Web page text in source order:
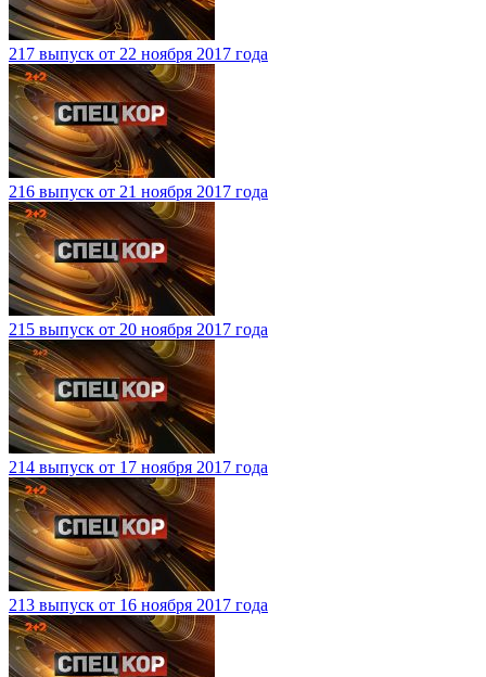
217 выпуск от 22 ноября 2017 года
216 выпуск от 21 ноября 2017 года
215 выпуск от 20 ноября 2017 года
214 выпуск от 17 ноября 2017 года
213 выпуск от 16 ноября 2017 года